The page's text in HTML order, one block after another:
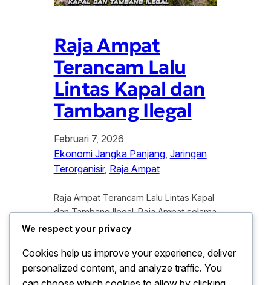
Raja Ampat
Terancam Lalu
Lintas Kapal dan
Tambang Ilegal
Februari 7, 2026
Ekonomi Jangka Panjang, Jaringan
Terorganisir, Raja Ampat
Raja Ampat Terancam Lalu Lintas Kapal
dan Tambang Ilegal. Raja Ampat selama
ini di kenal sebagai salah satu kawasan
tertinggi di dunia. Namun, di balik
keindahan alam yang mendunia
tersebut, ancaman serius terus
We respect your privacy
Cookies help us improve your experience, deliver
personalized content, and analyze traffic. You